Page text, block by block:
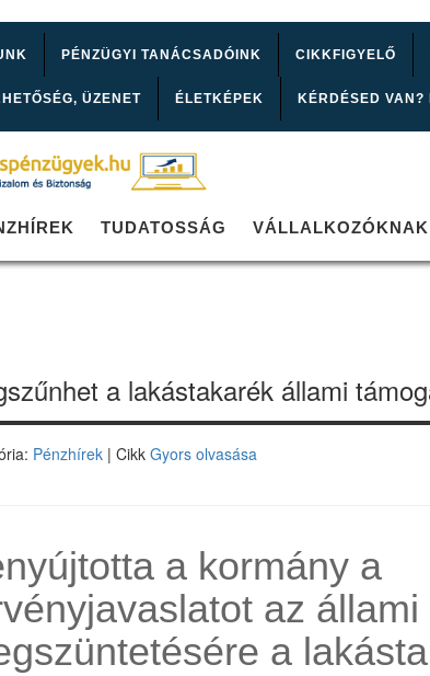
PÉNZÜGYI TANÁCSADÓINK CIKKFIGYELŐ
ÜZENET ÉLETKÉPEK KÉRDÉSED
TUDATOSSÁG VÁLLALKOZÓKNAK
a lakástakarék állami
Pénzhírek | Cikk Gyors olvasása
a kormány a
az
a